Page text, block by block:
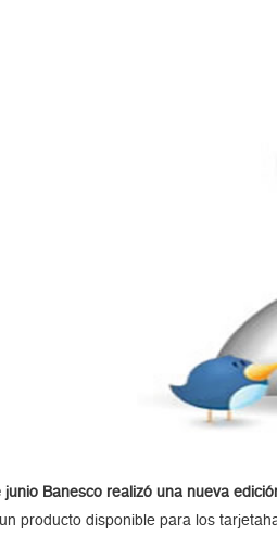
junio Banesco realizó una nueva
producto disponible para los